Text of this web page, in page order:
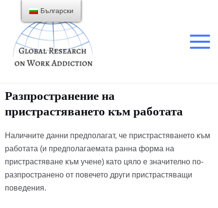
Разпространение на
пристрастяването към работата
Наличните данни предполагат, че пристрастяването към
работата (и предполагаемата ранна форма на
пристрастяване към учене) като цяло е значително по-
разпространено от повечето други пристрастяващи
поведения.
Български